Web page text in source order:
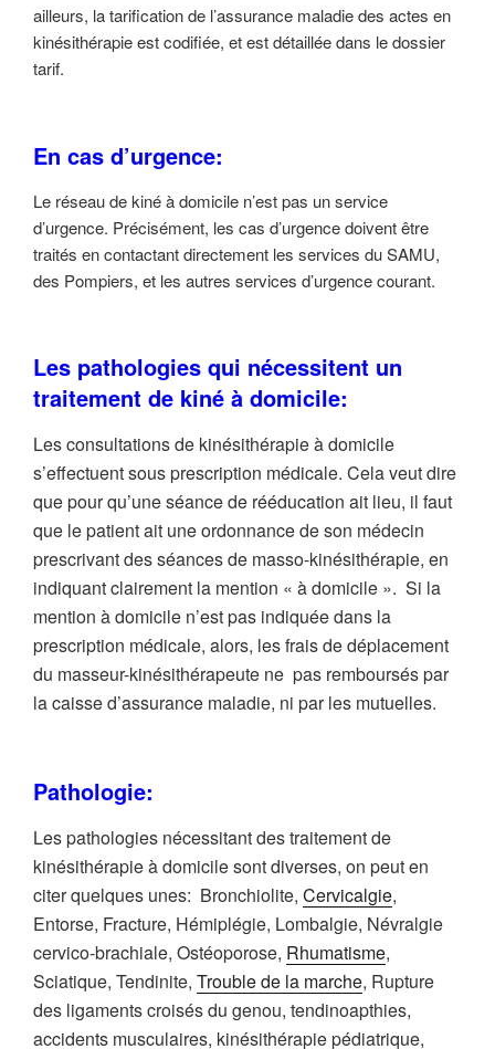
ailleurs, la tarification de l’assurance maladie des actes en
kinésithérapie est codifiée, et est détaillée dans le dossier
tarif.
En cas d’urgence:
Le réseau de kiné à domicile n’est pas un service
d’urgence. Précisément, les cas d’urgence doivent être
traités en contactant directement les services du SAMU,
des Pompiers, et les autres services d’urgence courant.
Les pathologies qui nécessitent un
traitement de kiné à domicile:
Les consultations de kinésithérapie à domicile
s’effectuent sous prescription médicale. Cela veut dire
que pour qu’une séance de rééducation ait lieu, il faut
que le patient ait une ordonnance de son médecin
prescrivant des séances de masso-kinésithérapie, en
indiquant clairement la mention « à domicile ». Si la
mention à domicile n’est pas indiquée dans la
prescription médicale, alors, les frais de déplacement
du masseur-kinésithérapeute ne pas remboursés par
la caisse d’assurance maladie, ni par les mutuelles.
Pathologie:
Les pathologies nécessitant des traitement de
kinésithérapie à domicile sont diverses, on peut en
citer quelques unes: Bronchiolite, Cervicalgie,
Entorse, Fracture, Hémiplégie, Lombalgie, Névralgie
cervico-brachiale, Ostéoporose, Rhumatisme,
Sciatique, Tendinite, Trouble de la marche, Rupture
des ligaments croisés du genou, tendinoapthies,
accidents musculaires, kinésithérapie pédiatrique,